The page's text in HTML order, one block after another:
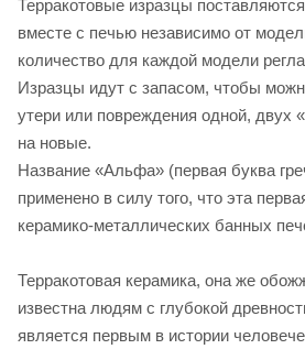
Терракотовые изразцы
вместе с печью независимо от
количество для каждой модели
Изразцы идут с запасом, чтобы
утери или повреждения одной, двух
на новые.
Название «Альфа» (первая буква
применено в силу того, что эта
керамико-металлических банных
Терракотовая керамика, она же
известна людям с глубокой
является первым в истории